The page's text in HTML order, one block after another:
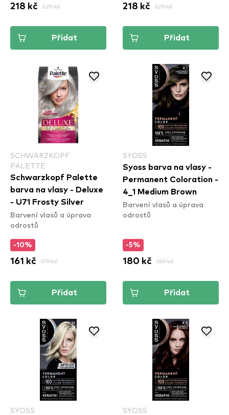
218 kč 229 kč
Přidat
218 kč 229 kč
Přidat
SCHWARZKOPF
PALETTE
Schwarzkopf Palette
barva na vlasy - Deluxe
- U71 Frosty Silver
Barvení vlasů a úprava
odrostů
-10%
161 kč 179 kč
Přidat
SYOSS
Syoss barva na vlasy -
Permanent Coloration -
4_1 Medium Brown
Barvení vlasů a úprava
odrostů
-5%
180 kč 189 kč
Přidat
SYOSS SYOSS